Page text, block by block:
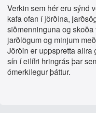
Verkin sem hér eru sýnd
kafa ofan í jörðina,
siðmenninguna og
jarðlögum og minjum
Jörðin er uppspretta
sín í eilífri hringrás þar
ómerkilegur þáttur.